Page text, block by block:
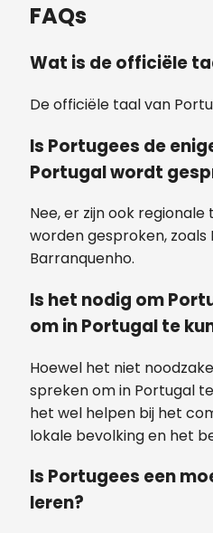
FAQs
Wat is de officiële
De officiële taal van
Is Portugees de
Portugal wordt
Nee, er zijn ook
worden gesproken, zoals
Barranquenho.
Is het nodig om
om in Portugal te
Hoewel het niet
spreken om in Portugal
het wel helpen bij het
lokale bevolking en het
Is Portugees een
leren?